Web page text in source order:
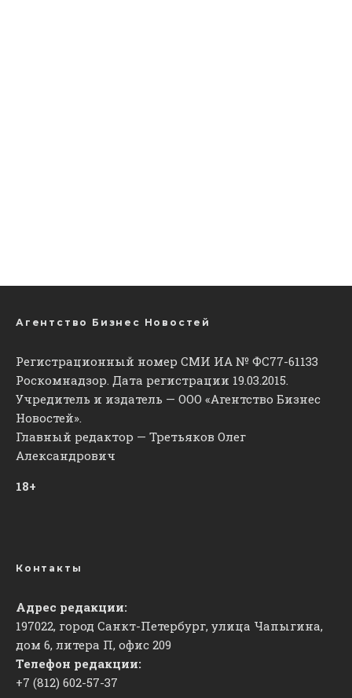
Агентство Бизнес Новостей
Регистрационный номер СМИ ИА № ФС77-61133
Роскомнадзор. Дата регистрации 19.03.2015.
Учредитель и издатель — ООО «Агентство Бизнес
Новостей».
Главный редактор — Третьяков Олег
Александрович
18+
Контакты
Адрес редакции:
197022, город Санкт-Петербург, улица Чапыгина,
дом 6, литера П, офис 209
Телефон редакции:
+7 (812) 602-57-37